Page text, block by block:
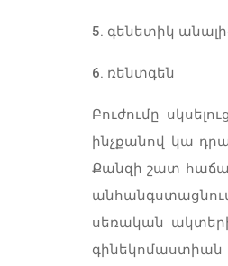
5. գենետիկ
6. ռենտգեն
Բուժումը
ինչքանով կա
Քանզի շատ
սեռական
գինեկոմաստիան